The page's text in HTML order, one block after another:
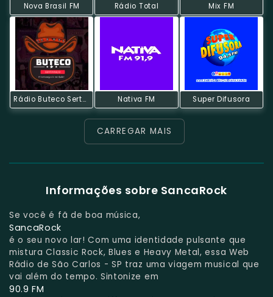
Nova Brasil FM Rádio Total Mix FM
Rádio Buteco Sertanejo Nativa FM Super Difusora
CARREGAR MAIS
Informações sobre SancaRock
Se você é fã de boa música,
SancaRock
é o seu novo lar! Com uma identidade pulsante que
mistura Classic Rock, Blues e Heavy Metal, essa Web
Rádio de São Carlos - SP traz uma viagem musical que
vai além do tempo. Sintonize em
90.9 FM